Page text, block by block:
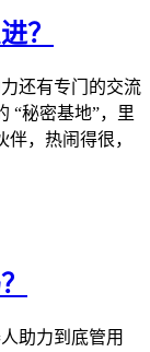
？
还有专门的交流
“秘密基地”，里
，热闹得很，
助力到底管用